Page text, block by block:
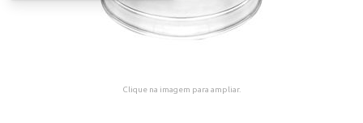
Clique na imagem para ampliar.